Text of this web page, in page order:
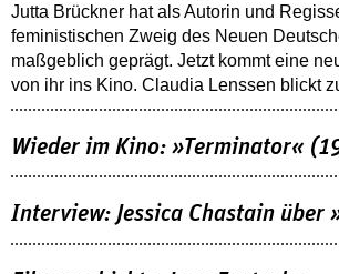
Jutta Brückner hat als Autorin und
feministischen Zweig des Neuen
maßgeblich geprägt. Jetzt kommt eine
von ihr ins Kino. Claudia Lenssen blickt
Wieder im Kino: »Terminator«
Interview: Jessica Chastain über